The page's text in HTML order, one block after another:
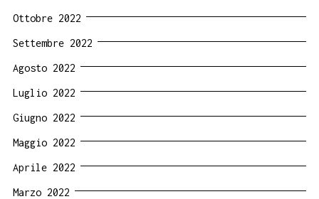
Ottobre 2022
Settembre 2022
Agosto 2022
Luglio 2022
Giugno 2022
Maggio 2022
Aprile 2022
Marzo 2022